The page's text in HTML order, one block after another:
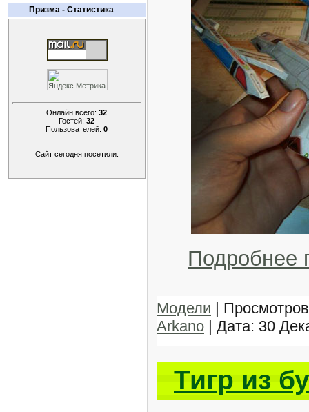
Призма - Статистика
Онлайн всего:32
Гостей:32
Пользователей:0
Сайт сегодня посетили:
Подробнее
Модели |
Arkano | Дата: 30
Тигр из